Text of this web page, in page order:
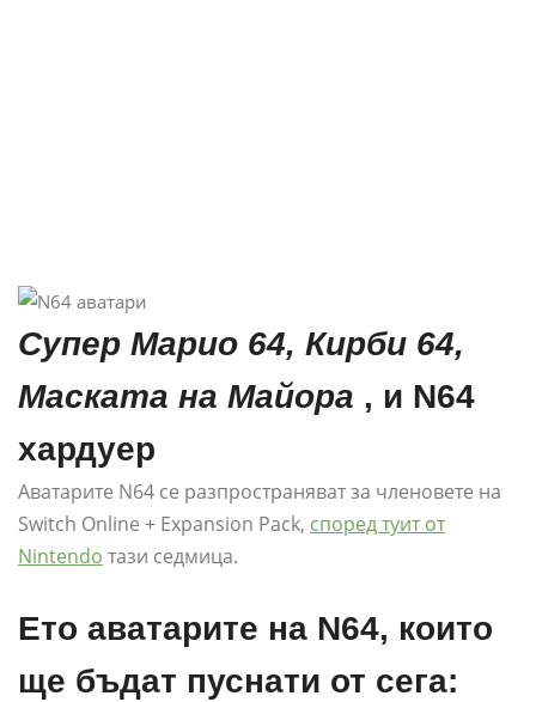
Супер Марио 64, Кирби 64,
Маската на Майора , и N64
хардуер
Аватарите N64 се разпространяват за членовете на
Switch Online + Expansion Pack, според туит от
Nintendo тази седмица.
Ето аватарите на N64, които
ще бъдат пуснати от сега: